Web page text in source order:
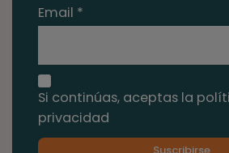
Email *
Si continúas, aceptas la
privacidad